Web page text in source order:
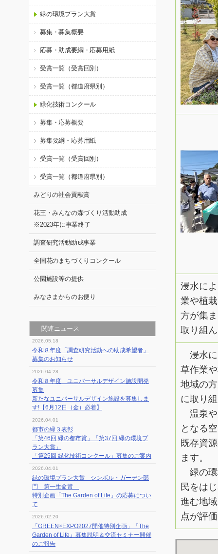
浸水に
業や植
方が集
取り組
浸水に
草作業
地域の
に取り
温泉や
となる
既存資
ます。
緑の環
民をは
進む地
点が評
緑の環境プラン大賞
募集・募集概要
応募・助成要綱・応募用紙
受賞一覧（受賞回別）
受賞一覧（都道府県別）
緑化技術コンクール
募集・応募概要
募集要綱・応募用紙
受賞一覧（受賞回別）
受賞一覧（都道府県別）
みどりの社会貢献賞
花王・みんなの森づくり活動助成
※2023年に事業終了
調査研究活動助成事業
全国花のまちづくりコンクール
公園施設等の提供
みなさまからのお便り
関連ニュース
2026.05.18
令和８年度「調査研究活動への助成希望者」
募集のお知らせ
2026.04.28
令和８年度 ユニバーサルデザイン施設開発
募集
新たなユニバーサルデザイン施設を募集しま
す!【6月12日（金）必着】
2026.04.01
都市の緑３表彰
「第46回 緑の都市賞」「第37回 緑の環境プ
ラン大賞」
「第25回 緑化技術コンクール」募集のご案内
2026.04.01
緑の環境プラン大賞 シンボル・ガーデン部
門 第一生命賞
特別企画「The Garden of Life」の応募につい
て
2026.02.20
「GREEN×EXPO2027開催特別企画」『The
Garden of Life』募集説明＆交流セミナー開催
のご報告